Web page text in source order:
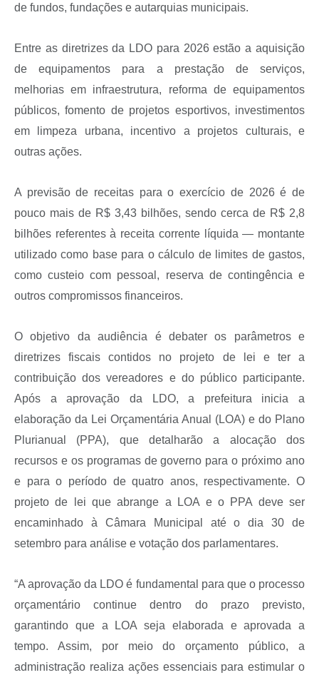
de fundos, fundações e autarquias municipais.
Entre as diretrizes da LDO para 2026 estão a aquisição
de equipamentos para a prestação de serviços,
melhorias em infraestrutura, reforma de equipamentos
públicos, fomento de projetos esportivos, investimentos
em limpeza urbana, incentivo a projetos culturais, e
outras ações.
A previsão de receitas para o exercício de 2026 é de
pouco mais de R$ 3,43 bilhões, sendo cerca de R$ 2,8
bilhões referentes à receita corrente líquida — montante
utilizado como base para o cálculo de limites de gastos,
como custeio com pessoal, reserva de contingência e
outros compromissos financeiros.
O objetivo da audiência é debater os parâmetros e
diretrizes fiscais contidos no projeto de lei e ter a
contribuição dos vereadores e do público participante.
Após a aprovação da LDO, a prefeitura inicia a
elaboração da Lei Orçamentária Anual (LOA) e do Plano
Plurianual (PPA), que detalharão a alocação dos
recursos e os programas de governo para o próximo ano
e para o período de quatro anos, respectivamente. O
projeto de lei que abrange a LOA e o PPA deve ser
encaminhado à Câmara Municipal até o dia 30 de
setembro para análise e votação dos parlamentares.
“A aprovação da LDO é fundamental para que o processo
orçamentário continue dentro do prazo previsto,
garantindo que a LOA seja elaborada e aprovada a
tempo. Assim, por meio do orçamento público, a
administração realiza ações essenciais para estimular o